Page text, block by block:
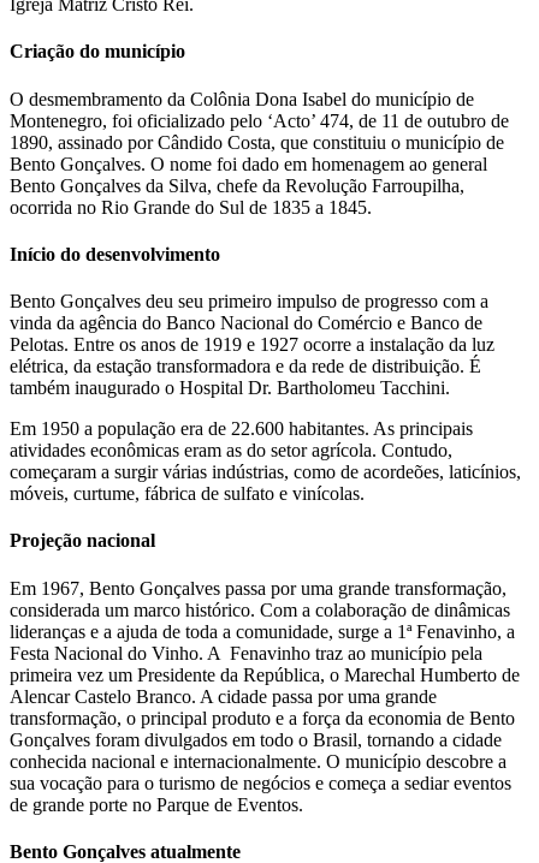
Igreja Matriz Cristo Rei.
Criação do município
O desmembramento da Colônia Dona Isabel do município de
Montenegro, foi oficializado pelo ‘Acto’ 474, de 11 de outubro de
1890, assinado por Cândido Costa, que constituiu o município de
Bento Gonçalves. O nome foi dado em homenagem ao general
Bento Gonçalves da Silva, chefe da Revolução Farroupilha,
ocorrida no Rio Grande do Sul de 1835 a 1845.
Início do desenvolvimento
Bento Gonçalves deu seu primeiro impulso de progresso com a
vinda da agência do Banco Nacional do Comércio e Banco de
Pelotas. Entre os anos de 1919 e 1927 ocorre a instalação da luz
elétrica, da estação transformadora e da rede de distribuição. É
também inaugurado o Hospital Dr. Bartholomeu Tacchini.
Em 1950 a população era de 22.600 habitantes. As principais
atividades econômicas eram as do setor agrícola. Contudo,
começaram a surgir várias indústrias, como de acordeões, laticínios,
móveis, curtume, fábrica de sulfato e vinícolas.
Projeção nacional
Em 1967, Bento Gonçalves passa por uma grande transformação,
considerada um marco histórico. Com a colaboração de dinâmicas
lideranças e a ajuda de toda a comunidade, surge a 1ª Fenavinho, a
Festa Nacional do Vinho. A Fenavinho traz ao município pela
primeira vez um Presidente da República, o Marechal Humberto de
Alencar Castelo Branco. A cidade passa por uma grande
transformação, o principal produto e a força da economia de Bento
Gonçalves foram divulgados em todo o Brasil, tornando a cidade
conhecida nacional e internacionalmente. O município descobre a
sua vocação para o turismo de negócios e começa a sediar eventos
de grande porte no Parque de Eventos.
Bento Gonçalves atualmente